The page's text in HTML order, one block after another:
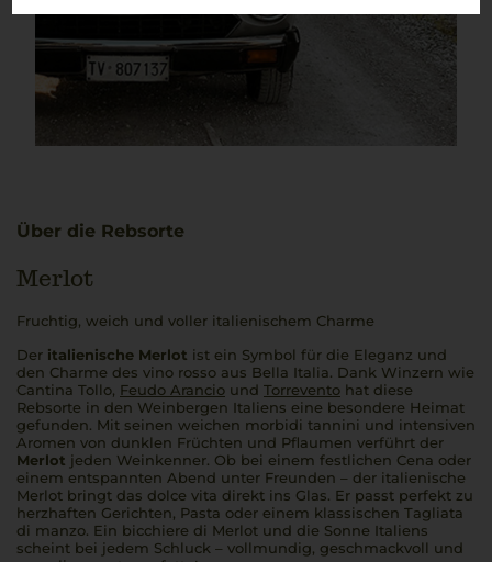
Über die Rebsorte
Merlot
Fruchtig, weich und voller italienischem Charme
Der italienische Merlot ist ein Symbol für die Eleganz und
den Charme des vino rosso aus Bella Italia. Dank Winzern wie
Cantina Tollo, Feudo Arancio und Torrevento hat diese
Rebsorte in den Weinbergen Italiens eine besondere Heimat
gefunden. Mit seinen weichen morbidi tannini und intensiven
Aromen von dunklen Früchten und Pflaumen verführt der
Merlot jeden Weinkenner. Ob bei einem festlichen Cena oder
einem entspannten Abend unter Freunden – der italienische
Merlot bringt das dolce vita direkt ins Glas. Er passt perfekt zu
herzhaften Gerichten, Pasta oder einem klassischen Tagliata
di manzo. Ein bicchiere di Merlot und die Sonne Italiens
scheint bei jedem Schluck – vollmundig, geschmackvoll und